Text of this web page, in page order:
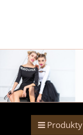
Produkty